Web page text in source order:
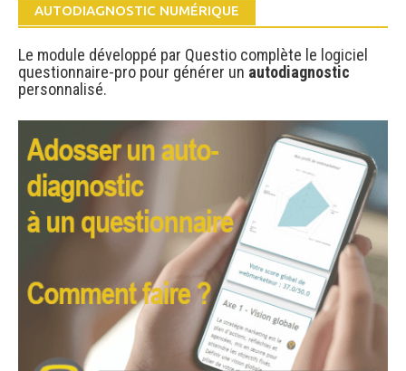
AUTODIAGNOSTIC NUMÉRIQUE
Le module développé par Questio complète le logiciel
questionnaire-pro pour générer un autodiagnostic
personnalisé.